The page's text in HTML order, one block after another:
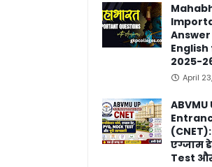
English
2025-
April
ABVMU
एग्जाम
Test और